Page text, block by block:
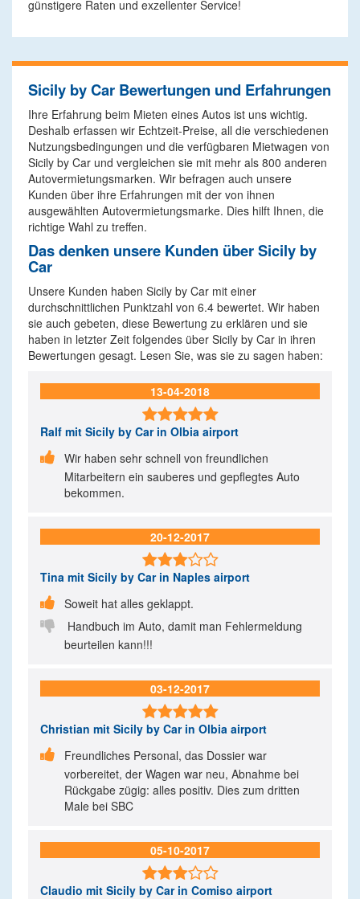
günstigere Raten und exzellenter Service!
Sicily by Car Bewertungen und Erfahrungen
Ihre Erfahrung beim Mieten eines Autos ist uns wichtig.
Deshalb erfassen wir Echtzeit-Preise, all die verschiedenen
Nutzungsbedingungen und die verfügbaren Mietwagen von
Sicily by Car und vergleichen sie mit mehr als 800 anderen
Autovermietungsmarken. Wir befragen auch unsere
Kunden über ihre Erfahrungen mit der von ihnen
ausgewählten Autovermietungsmarke. Dies hilft Ihnen, die
richtige Wahl zu treffen.
Das denken unsere Kunden über Sicily by
Car
Unsere Kunden haben Sicily by Car mit einer
durchschnittlichen Punktzahl von 6.4 bewertet. Wir haben
sie auch gebeten, diese Bewertung zu erklären und sie
haben in letzter Zeit folgendes über Sicily by Car in ihren
Bewertungen gesagt. Lesen Sie, was sie zu sagen haben:
13-04-2018

Ralf mit Sicily by Car in Olbia airport
 Wir haben sehr schnell von freundlichen
Mitarbeitern ein sauberes und gepflegtes Auto
bekommen.
20-12-2017

Tina mit Sicily by Car in Naples airport
 Soweit hat alles geklappt.

Handbuch im Auto, damit man Fehlermeldung
beurteilen kann!!!
03-12-2017

Christian mit Sicily by Car in Olbia airport

Freundliches Personal, das Dossier war
vorbereitet, der Wagen war neu, Abnahme bei
Rückgabe zügig: alles positiv. Dies zum dritten
Male bei SBC
05-10-2017

Claudio mit Sicily by Car in Comiso airport